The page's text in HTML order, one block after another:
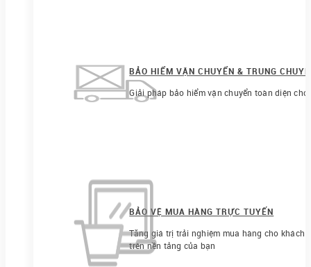
BẢO HIỂM VẬN CHUYỂN & TRUNG
Giải pháp bảo hiểm vận chuyển toàn diện
BẢO VỆ MUA HÀNG TRỰC TUYẾN
Tăng giá trị trải nghiệm mua hàng cho
trên nền tảng của bạn